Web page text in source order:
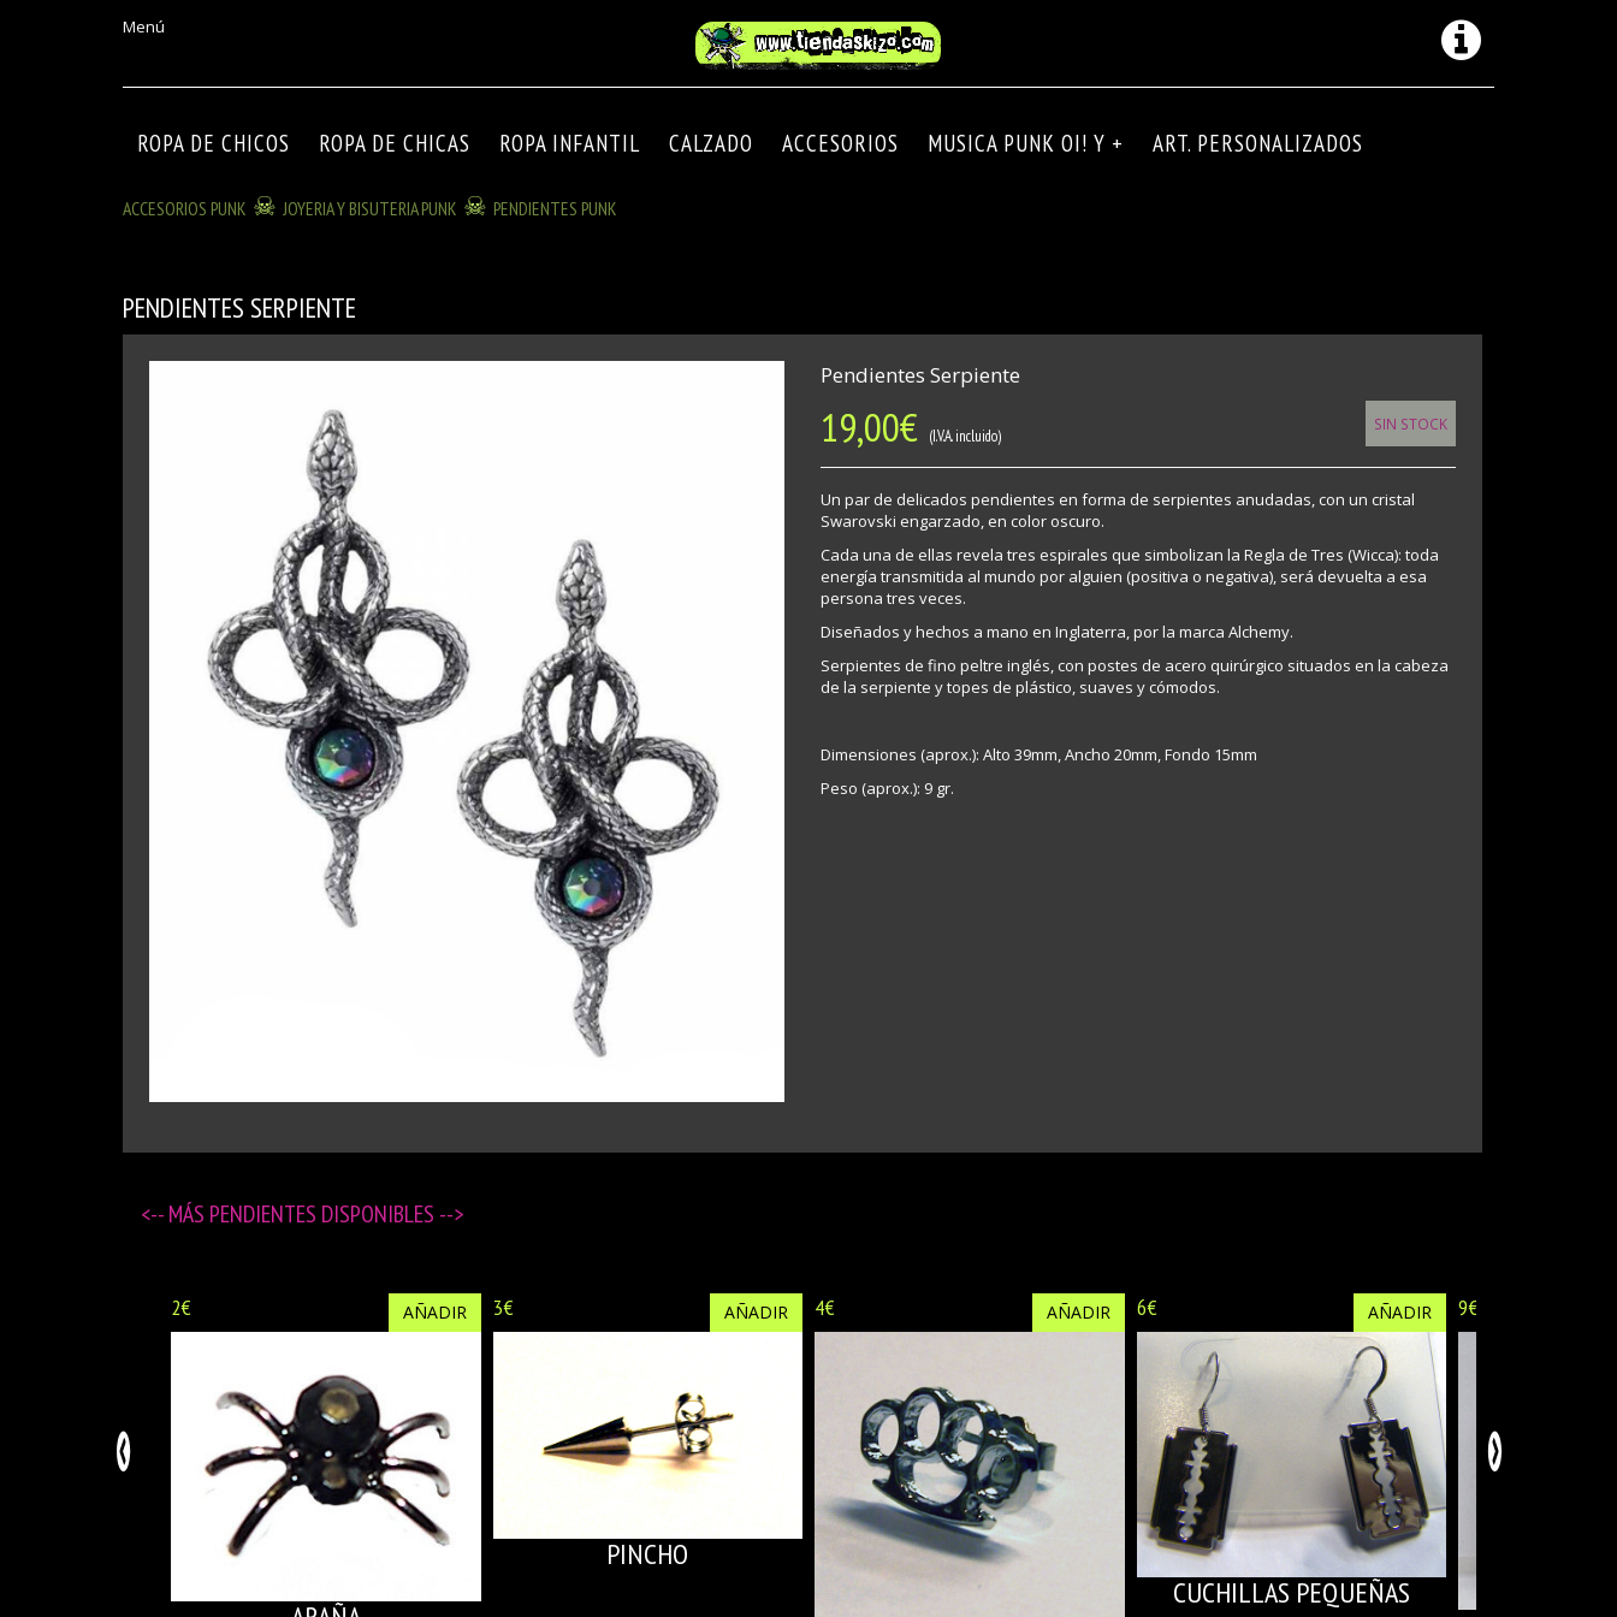
Menú
ROPA DE CHICOS ROPA DE CHICAS ROPA INFANTIL CALZADO ACCESORIOS MUSICA PUNK OI! Y + ART. PERSONALIZADOS
ACCESORIOS PUNK JOYERIA Y BISUTERIA PUNK PENDIENTES PUNK
PENDIENTES SERPIENTE
Pendientes Serpiente
19,00€ (I.V.A. incluido)
SIN STOCK
Un par de delicados pendientes en forma de serpientes anudadas, con un cristal
Swarovski engarzado, en color oscuro.
Cada una de ellas revela tres espirales que simbolizan la Regla de Tres (Wicca): toda
energía transmitida al mundo por alguien (positiva o negativa), será devuelta a esa
persona tres veces.
Diseñados y hechos a mano en Inglaterra, por la marca Alchemy.
Serpientes de fino peltre inglés, con postes de acero quirúrgico situados en la cabeza
de la serpiente y topes de plástico, suaves y cómodos.
Dimensiones (aprox.): Alto 39mm, Ancho 20mm, Fondo 15mm
Peso (aprox.): 9 gr.
<-- MÁS PENDIENTES DISPONIBLES -->
2€ AÑADIR 3€ AÑADIR
PINCHO
4€ AÑADIR 6€ AÑADIR
CUCHILLAS PEQUEÑAS
9€